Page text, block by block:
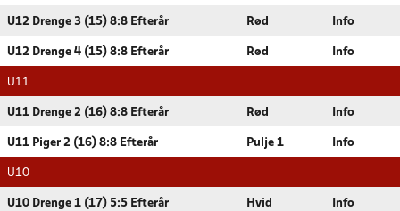
U12 Drenge 3 (15) 8:8 Efterår Rød Info
U12 Drenge 4 (15) 8:8 Efterår Rød Info
U11
U11 Drenge 2 (16) 8:8 Efterår Rød Info
U11 Piger 2 (16) 8:8 Efterår Pulje 1 Info
U10
U10 Drenge 1 (17) 5:5 Efterår Hvid Info